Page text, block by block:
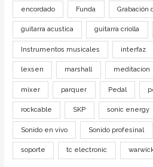
encordado Funda Grabación
guitarra acustica guitarra criolla
Instrumentos musicales interfaz
lexsen marshall meditacion
mixer parquer Pedal
rockcable SKP sonic energy
Sonido en vivo Sonido profesinal
soporte tc electronic